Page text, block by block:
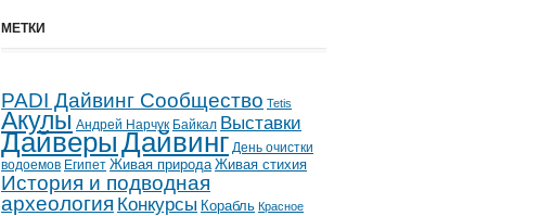
МЕТКИ
PADI Дайвинг Сообщество Tetis
Акулы Андрей Нарчук Байкал Выставки
ДайверыДайвинг День очистки
водоемов Египет Живая природа Живая стихия
История и подводная
археология Конкурсы Корабль Красное